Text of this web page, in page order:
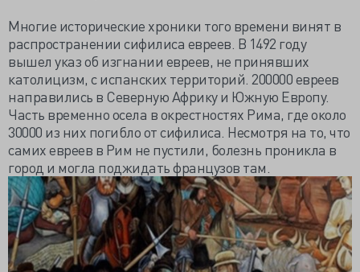
Многие исторические хроники того времени винят в
распространении сифилиса евреев. В 1492 году
вышел указ об изгнании евреев, не принявших
католицизм, с испанских территорий. 200000 евреев
направились в Северную Африку и Южную Европу.
Часть временно осела в окрестностях Рима, где около
30000 из них погибло от сифилиса. Несмотря на то, что
самих евреев в Рим не пустили, болезнь проникла в
город и могла поджидать французов там.